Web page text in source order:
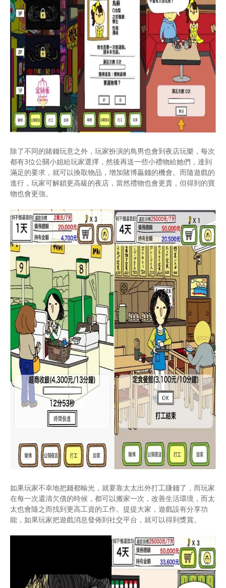
除了不同的賭錢玩意之外，玩家扮演的鳥男也會到夜店玩樂，每次
都有3位公關小姐給玩家選擇，然後再送一些小禮物給她們，達到
滿足的要求，就可以換取物品，增加賭博贏錢的機會。而隨遊戲的
進行，玩家可解鎖更高級的夜店，當然禮物也會更貴，但得到的寶
物也會更強。
如果玩家不幸地把錢都輸光，就要靠太太出外打工賺錢了，而玩家
在每一次還清欠債的時候，都可以搬家一次，改善生活環境，而太
太也會隨之而找到更高工資的工作。提提大家，遊戲設有分享功
能，如果玩家把遊戲消息發佈到社交平台，就可以得到獎賞。